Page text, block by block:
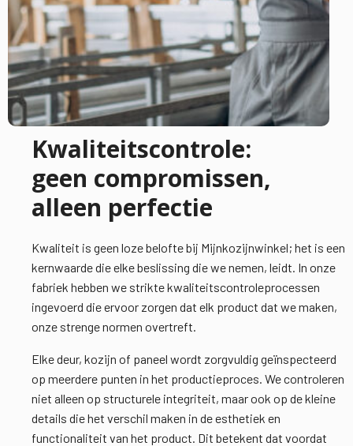
Kwaliteitscontrole:
geen compromissen,
alleen perfectie
Kwaliteit is geen loze belofte bij Mijnkozijnwinkel; het is een
kernwaarde die elke beslissing die we nemen, leidt. In onze
fabriek hebben we strikte kwaliteitscontroleprocessen
ingevoerd die ervoor zorgen dat elk product dat we maken,
onze strenge normen overtreft.
Elke deur, kozijn of paneel wordt zorgvuldig geïnspecteerd
op meerdere punten in het productieproces. We controleren
niet alleen op structurele integriteit, maar ook op de kleine
details die het verschil maken in de esthetiek en
functionaliteit van het product. Dit betekent dat voordat